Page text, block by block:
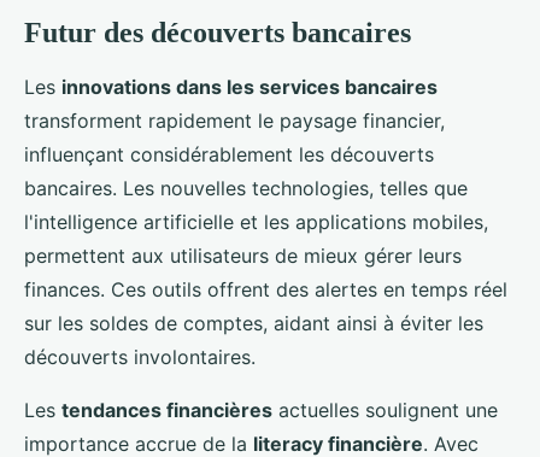
Futur des découverts bancaires
Les innovations dans les services bancaires
transforment rapidement le paysage financier,
influençant considérablement les découverts
bancaires. Les nouvelles technologies, telles que
l'intelligence artificielle et les applications mobiles,
permettent aux utilisateurs de mieux gérer leurs
finances. Ces outils offrent des alertes en temps réel
sur les soldes de comptes, aidant ainsi à éviter les
découverts involontaires.
Les tendances financières actuelles soulignent une
importance accrue de la literacy financière. Avec